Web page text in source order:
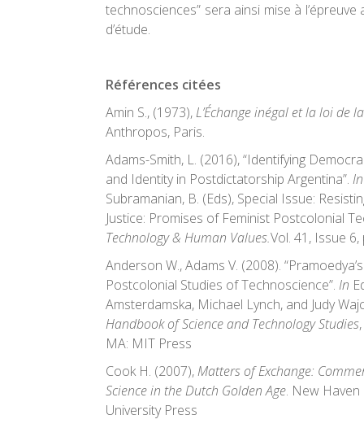
technosciences” sera ainsi mise à
d’étude.
Références citées
Amin S., (1973),L’Échange inégal et la loi de
Anthropos, Paris.
Adams-Smith, L. (2016), “Identifying
and Identity in Postdictatorship Argentina”. In
Subramanian, B. (Eds), Special Issue:
Justice: Promises of Feminist Postcolonial
Technology & Human Values.Vol. 41, Issue
Anderson W., Adams V. (2008).
Postcolonial Studies of Technoscience”. In
Amsterdamska, Michael Lynch, and Judy
Handbook ofScience and Technology Studies
MA: MIT Press
Cook H. (2007),Matters of Exchange:
Science in the Dutch Golden Age. New
University Press